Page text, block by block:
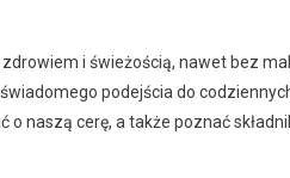
i świeżością, nawet bez
podejścia do
naszą cerę, a także poznać